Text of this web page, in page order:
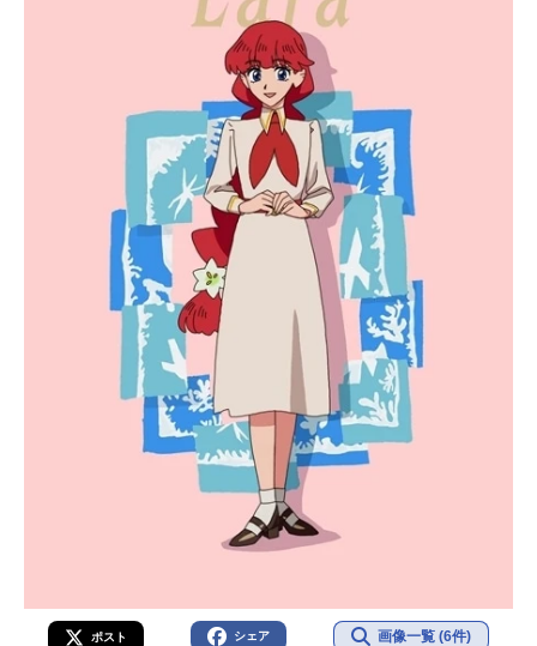
ポスト シェア 画像一覧 (6件)